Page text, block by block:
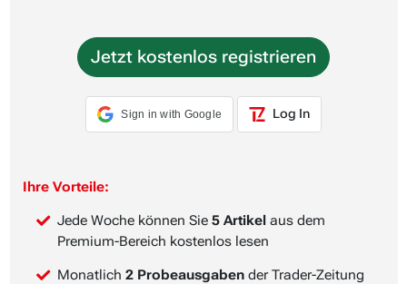
Jetzt kostenlos registrieren
Sign in with Google Log In
Ihre Vorteile:
Jede Woche können Sie 5 Artikel aus dem
Premium-Bereich kostenlos lesen
Monatlich 2 Probeausgaben der Trader-Zeitung